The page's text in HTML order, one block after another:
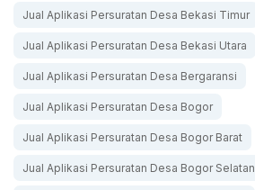
Jual Aplikasi Persuratan Desa Bekasi Timur
Jual Aplikasi Persuratan Desa Bekasi Utara
Jual Aplikasi Persuratan Desa Bergaransi
Jual Aplikasi Persuratan Desa Bogor
Jual Aplikasi Persuratan Desa Bogor Barat
Jual Aplikasi Persuratan Desa Bogor Selatan